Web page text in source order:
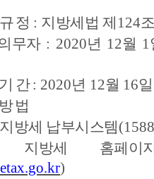
규정 : 지방세법 제 124조
무자 : 2020년 12월 1
기 간: 2020년 12월 16일
방 법
지방세 납부시스템
지방세 홈페이
)